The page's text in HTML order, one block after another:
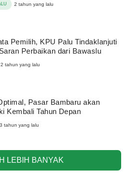
2 tahun yang lalu
Pemilih, KPU Palu Tindaklanjuti
Perbaikan dari Bawaslu
2 tahun yang lalu
Pasar Bambaru akan
Kembali Tahun Depan
3 tahun yang lalu
LEBIH BANYAK